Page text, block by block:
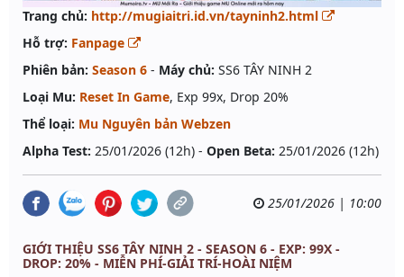
Trang chủ: http://mugiaitri.id.vn/tayninh2.html
Hỗ trợ: Fanpage
Phiên bản: Season 6 - Máy chủ: SS6 TÂY NINH 2
Loại Mu: Reset In Game, Exp 99x, Drop 20%
Thể loại: Mu Nguyên bản Webzen
Alpha Test: 25/01/2026 (12h) - Open Beta: 25/01/2026 (12h)
25/01/2026 | 10:00
GIỚI THIỆU SS6 TÂY NINH 2 - SEASON 6 - EXP: 99X -
DROP: 20% - MIỄN PHÍ-GIẢI TRÍ-HOÀI NIỆM